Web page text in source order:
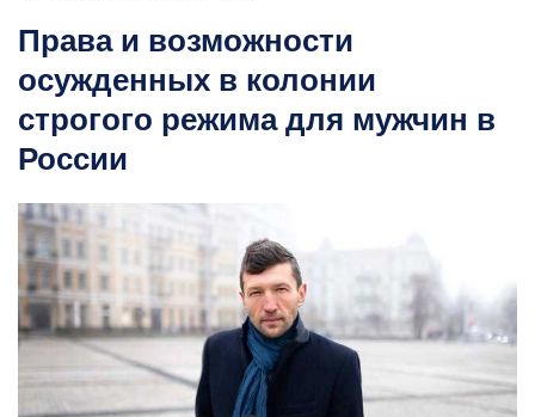
Права и возможности
осужденных в колонии
строгого режима для мужчин в
России